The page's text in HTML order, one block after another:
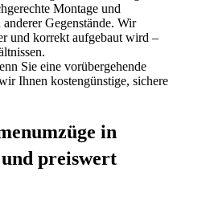
Montage und
Gegenstände. Wir
und korrekt aufgebaut wird –
Sie eine vorübergehende
Ihnen kostengünstige, sichere
in
preiswert